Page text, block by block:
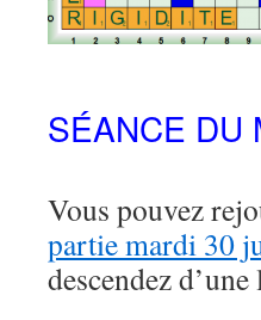
SÉANCE DU
Vous pouvez
partie mardi 30
descendez